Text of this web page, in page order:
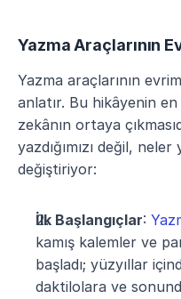
Yazma Araçlarının
Yazma araçlarının
anlatır. Bu hikâyenin
zekânın ortaya
yazdığımızı değil,
değiştiriyor:
İlk Başlangıçlar:
kamış kalemler ve
başladı; yüzyıllar
daktilolara ve